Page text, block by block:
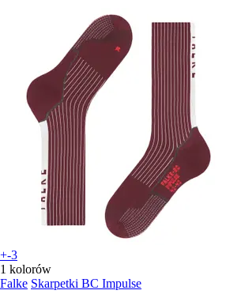
+-3
1 kolorów
Falke Skarpetki BC Impulse